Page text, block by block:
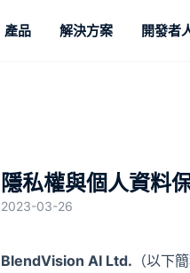
產品 解決方案 開發者
隱私權與個人資料
2023-03-26
BlendVision AI Ltd. （以下